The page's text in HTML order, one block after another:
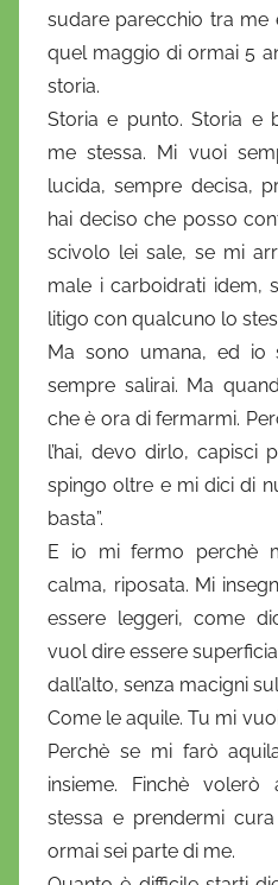
sudare parecchio tra me
quel maggio di ormai 5
storia.
Storia e punto. Storia e
me stessa. Mi vuoi
lucida, sempre decisa,
hai deciso che posso
scivolo lei sale, se mi
male i carboidrati idem,
litigo con qualcuno lo
Ma sono umana, ed io
sempre salirai. Ma
che è ora di fermarmi.
l’hai, devo dirlo, capisci
spingo oltre e mi dici di
basta”.
E io mi fermo perchè
calma, riposata. Mi
essere leggeri, come
vuol dire essere
dall’alto, senza macigni
Come le aquile. Tu mi
Perchè se mi farò
insieme. Finchè
stessa e prendermi
ormai sei parte di me.